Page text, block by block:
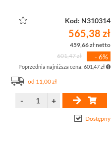
Kod: N310314
565,38 zł
459,66 zł netto
601,47 zł
- 6%
Poprzednia najniższa cena: 601,47 zł
od 11,00 zł
Dostępny